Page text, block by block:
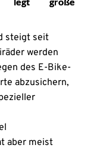
steigt seit
werden
des E-Bike-
abzusichern,
aber meist